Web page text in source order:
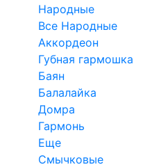
Народные
Все Народные
Аккордеон
Губная гармошка
Баян
Балалайка
Домра
Гармонь
Еще
Смычковые